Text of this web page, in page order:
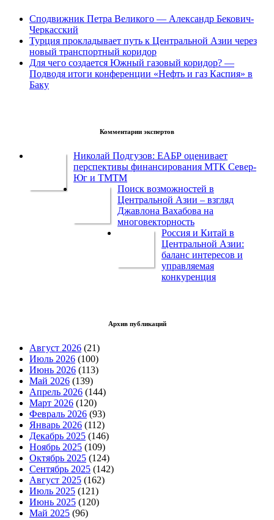
Сподвижник Петра Великого — Александр Бекович-
Черкасский
Турция прокладывает путь к Центральной Азии через
новый транспортный коридор
Для чего создается Южный газовый коридор? —
Подводя итоги конференции «Нефть и газ Каспия» в
Баку
Комментарии экспертов
Николай Подгузов: ЕАБР оценивает
перспективы финансирования МТК Север-
Юг и ТМТМ
Поиск возможностей в
Центральной Азии – взгляд
Джавлона Вахабова на
многовекторность
Россия и Китай в
Центральной Азии:
баланс интересов и
управляемая
конкуренция
Архив публикаций
Август 2026 (21)
Июль 2026 (100)
Июнь 2026 (113)
Май 2026 (139)
Апрель 2026 (144)
Март 2026 (120)
Февраль 2026 (93)
Январь 2026 (112)
Декабрь 2025 (146)
Ноябрь 2025 (109)
Октябрь 2025 (124)
Сентябрь 2025 (142)
Август 2025 (162)
Июль 2025 (121)
Июнь 2025 (120)
Май 2025 (96)